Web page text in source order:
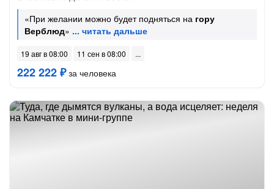
«При желании можно будет подняться на гору
Верблюд»
19 авг в 08:00 11 сен в 08:00
222 222 ₽за человека